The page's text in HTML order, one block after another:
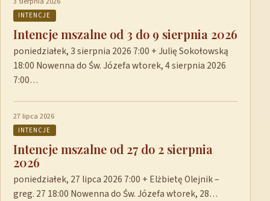
INTENCJE
Intencje mszalne od 3 do 9 sierpnia 2026
poniedziałek, 3 sierpnia 2026 7:00 + Julię Sokołowską
18:00 Nowenna do Św. Józefa wtorek, 4 sierpnia 2026
7:00…
27 lipca 2026
INTENCJE
Intencje mszalne od 27 do 2 sierpnia
2026
poniedziałek, 27 lipca 2026 7:00 + Elżbietę Olejnik –
greg. 27 18:00 Nowenna do Św. Józefa wtorek, 28…